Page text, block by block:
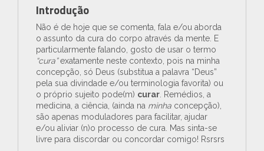
Introdução
Não é de hoje que se comenta, fala e/ou aborda
o assunto da cura do corpo através da mente. E
particularmente falando, gosto de usar o termo
“cura”exatamente neste contexto, pois na minha
concepção, só Deus (substitua a palavra “Deus”
pela sua divindade e/ou terminologia favorita) ou
o próprio sujeito pode(m) curar. Remédios, a
medicina, a ciência, (ainda na minhaconcepção),
são apenas moduladores para facilitar, ajudar
e/ou aliviar (n)o processo de cura. Mas sinta-se
livre para discordar ou concordar comigo! Rsrsrs